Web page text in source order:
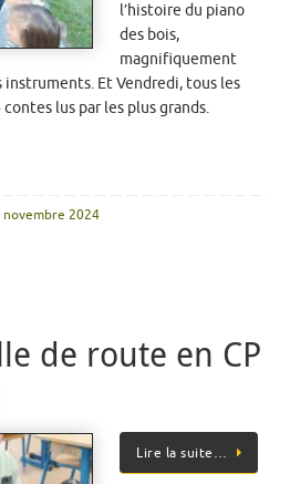
l’histoire du piano
des bois,
magnifiquement
instruments. Et Vendredi, tous les
lus par les plus grands.
novembre 2024
de route en CP
Lire la suite…